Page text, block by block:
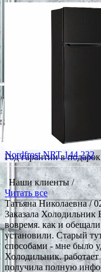
Год гарантии в
Nordfrost NRT 144 232
Наши клиенты /
Читать все
Татьяна Николаевна/
Заказала
вовремя. как и
установили. Старый
способами - мне было
Холодильник.
получила полную